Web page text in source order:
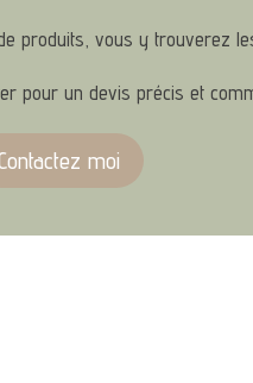
produits, vous y trouverez
pour un devis précis et
moi